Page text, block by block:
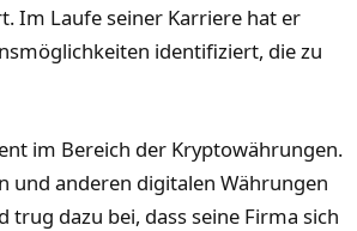
Im Laufe seiner Karriere hat er
identifiziert, die zu
im Bereich der Kryptowährungen.
und anderen digitalen Währungen
dazu bei, dass seine Firma sich